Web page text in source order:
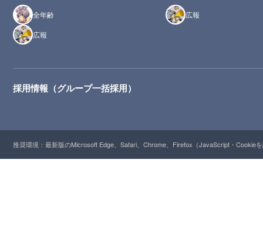
全年齢
広報
広報
採用情報（グループ一括採用）
推奨環境：最新版のMicrosoft Edge、Safari、Chrome、Firefox（JavaScript・Cookie